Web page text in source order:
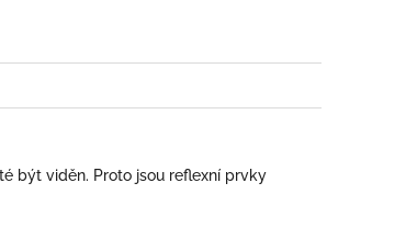
být viděn. Proto jsou reflexní prvky